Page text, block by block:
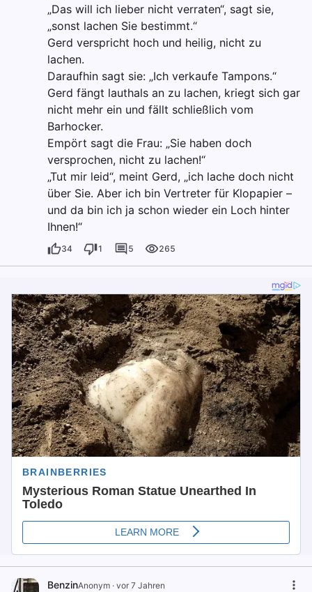
„Das will ich lieber nicht verraten“, sagt sie,
„sonst lachen Sie bestimmt.“
Gerd verspricht hoch und heilig, nicht zu
lachen.
Daraufhin sagt sie: „Ich verkaufe Tampons.“
Gerd fängt lauthals an zu lachen, kriegt sich gar
nicht mehr ein und fällt schließlich vom
Barhocker.
Empört sagt die Frau: „Sie haben doch
versprochen, nicht zu lachen!“
„Tut mir leid“, meint Gerd, „ich lache doch nicht
über Sie. Aber ich bin Vertreter für Klopapier –
und da bin ich ja schon wieder ein Loch hinter
Ihnen!“
34 1 5 265
BenzinAnonym · vor 7 Jahren